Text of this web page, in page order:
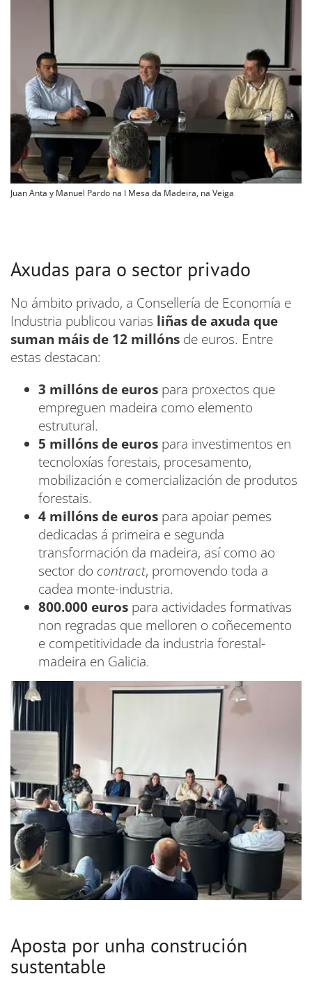
Juan Anta y Manuel Pardo na I Mesa da Madeira, na Veiga
Axudas para o sector privado
No ámbito privado, a Consellería de Economía e
Industria publicou varias liñas de axuda que
suman máis de 12 millóns de euros. Entre
estas destacan:
3 millóns de euros para proxectos que
empreguen madeira como elemento
estrutural.
5 millóns de euros para investimentos en
tecnoloxías forestais, procesamento,
mobilización e comercialización de produtos
forestais.
4 millóns de euros para apoiar pemes
dedicadas á primeira e segunda
transformación da madeira, así como ao
sector do contract, promovendo toda a
cadea monte-industria.
800.000 euros para actividades formativas
non regradas que melloren o coñecemento
e competitividade da industria forestal-
madeira en Galicia.
Aposta por unha construción
sustentable